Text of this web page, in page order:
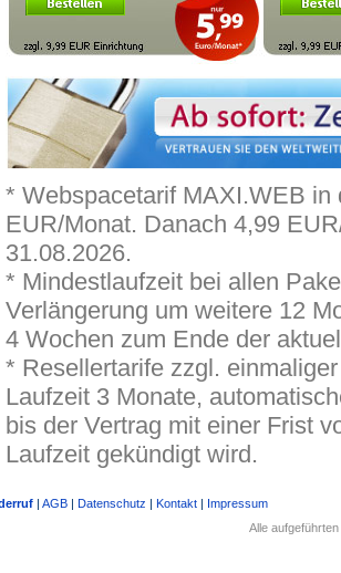
* Webspacetarif MAXI.WEB in
EUR/Monat. Danach 4,99
31.08.2026.
* Mindestlaufzeit bei allen
Verlängerung um weitere 12
4 Wochen zum Ende der
* Resellertarife zzgl.
Laufzeit 3 Monate,
bis der Vertrag mit einer Frist
Laufzeit gekündigt wird.
AGB Datenschutz Kontakt
Impressum
Alle